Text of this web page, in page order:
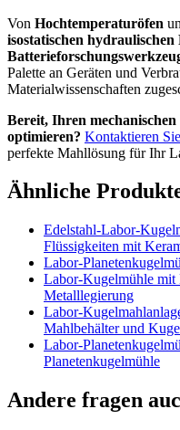
Von Hochtemperaturöfen
isostatischen hydraulischen
Palette an Geräten und
Materialwissenschaften
Bereit, Ihren mechanischen
optimieren? Kontaktieren
perfekte Mahllösung für Ihr
Ähnliche
Edelstahl-Labor-
Flüssigkeiten mit
Labor-
Labor-Kugelmühle mit
Metalllegierung
Labor-
Mahlbehälter und
Labor-
Planetenkugelmühle
Andere fragen